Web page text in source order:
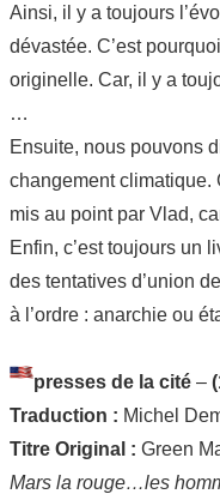
Ainsi, il y a toujours
dévastée. C’est
originelle. Car, il y a
…
Ensuite, nous pouvons
changement climatique.
mis au point par Vlad,
Enfin, c’est toujours un
des tentatives d’union
à l’ordre : anarchie ou
presses de la cité –
Traduction : Michel
Titre Original : Green
Mars la rouge…les